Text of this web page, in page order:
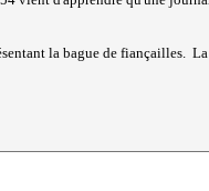
la bague de fiançailles.